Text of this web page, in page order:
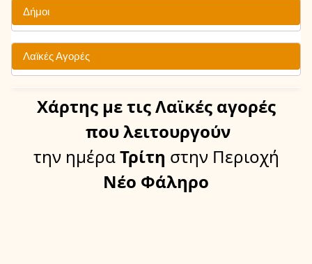
Δήμοι
Λαϊκές Αγορές
Χάρτης με τις Λαϊκές αγορές
που λειτουργούν
την ημέραΤρίτη στην Περιοχή
Νέο Φάληρο